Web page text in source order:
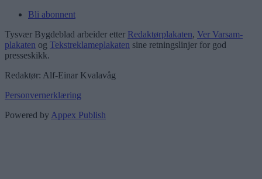
Bli abonnent
Tysvær Bygdeblad arbeider etter Redaktørplakaten, Ver Varsam-
plakaten og Tekstreklameplakaten sine retningslinjer for god
presseskikk.
Redaktør: Alf-Einar Kvalavåg
Personvernerklæring
Powered by Appex Publish